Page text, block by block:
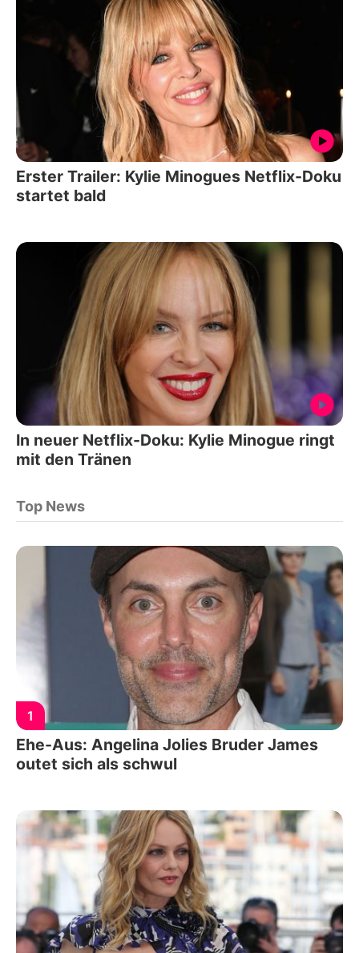
Erster Trailer: Kylie Minogues Netflix-Doku
startet bald
In neuer Netflix-Doku: Kylie Minogue ringt
mit den Tränen
Top News
1
Ehe-Aus: Angelina Jolies Bruder James
outet sich als schwul